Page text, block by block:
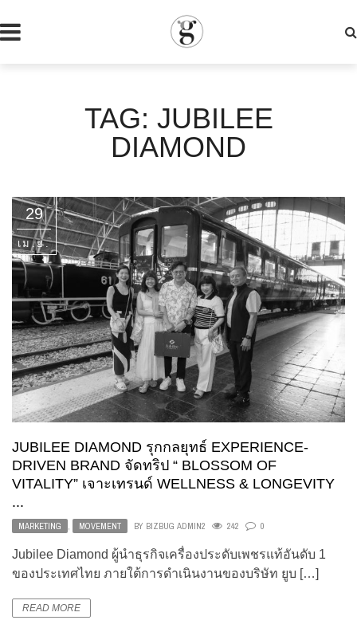
TAG: JUBILEE
DIAMOND
29
เม.ย.
JUBILEE DIAMOND รุกกลยุทธ์ EXPERIENCE-
DRIVEN BRAND จัดทริป “ BLOSSOM OF
VITALITY” เจาะเทรนด์ WELLNESS & LONGEVITY
...
MARKETING , MOVEMENT BY BIZBUG ADMIN2 242 0
Jubilee Diamond ผู้นำธุรกิจเครื่องประดับเพชรแท้อันดับ 1
ของประเทศไทย ภายใต้การดำเนินงานของบริษัท ยูบ […]
READ MORE